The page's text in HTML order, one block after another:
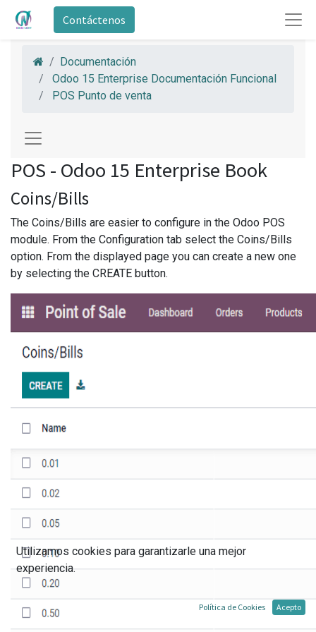
Contáctenos
Documentación
Odoo 15 Enterprise Documentación Funcional
POS Punto de venta
POS - Odoo 15 Enterprise Book
Coins/Bills
The Coins/Bills are easier to configure in the Odoo POS
module. From the Configuration tab select the Coins/Bills
option. From the displayed page you can create a new one
by selecting the CREATE button.
Utilizamos cookies para garantizarle una mejor
experiencia.
Política de Cookies Acepto